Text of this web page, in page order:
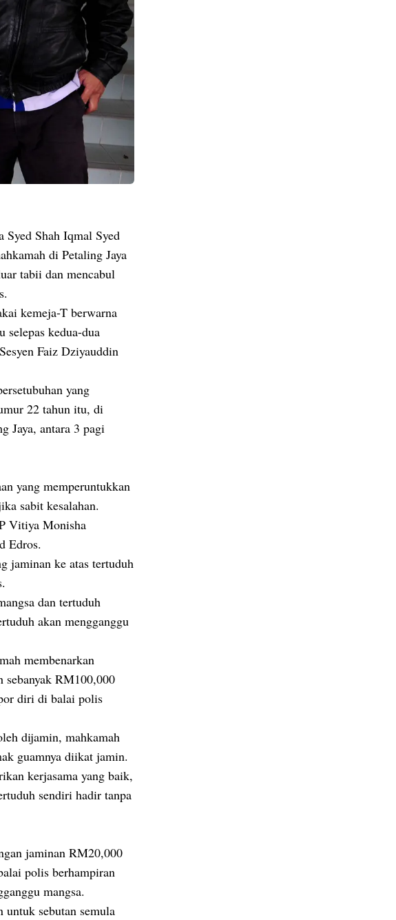
Syed Shah Iqmal Syed
di Petaling Jaya
tabii dan mencabul
kemeja-T berwarna
kedua-dua
Faiz Dziyauddin
yang
22 tahun itu, di
Jaya, antara 3 pagi
yang memperuntukkan
sabit kesalahan.
Vitiya Monisha
Edros.
jaminan ke atas tertuduh
dan tertuduh
akan mengganggu
membenarkan
RM100,000
diri di balai polis
dijamin, mahkamah
guamnya diikat jamin.
kerjasama yang baik,
sendiri hadir tanpa
jaminan RM20,000
polis berhampiran
mangsa.
untuk sebutan semula